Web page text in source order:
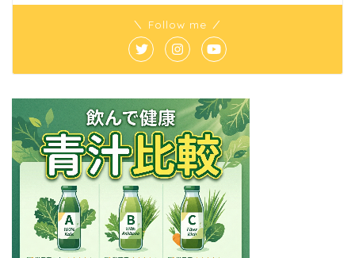
＼ Follow me ／